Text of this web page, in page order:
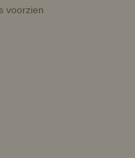
voorzien